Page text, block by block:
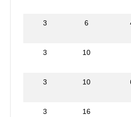
3 6
3 10
3 10
3 16